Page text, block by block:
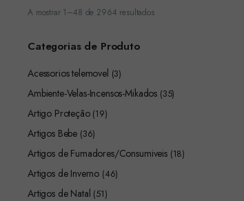
A mostrar 1–48 de 2964 resultadosSorted
Categorias de Produto
Acessorios telemovel (3)
Ambiente-Velas-Incensos-Mikados (35)
Artigo Proteção (19)
Artigos Bebe (36)
Artigos de Fumadores/Consumiveis (18)
Artigos de Inverno (46)
Artigos de Natal (51)